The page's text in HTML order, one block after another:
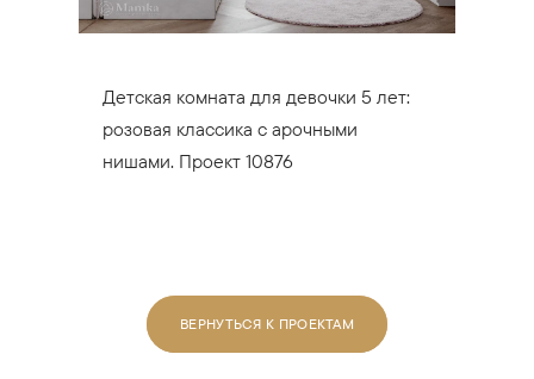
Детская комната для девочки 5 лет:
розовая классика с арочными
нишами. Проект 10876
ВЕРНУТЬСЯ К ПРОЕКТАМ